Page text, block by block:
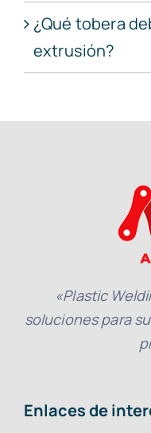
¿Qué tobera
extrusión?
«Plastic
soluciones para
Enlaces de